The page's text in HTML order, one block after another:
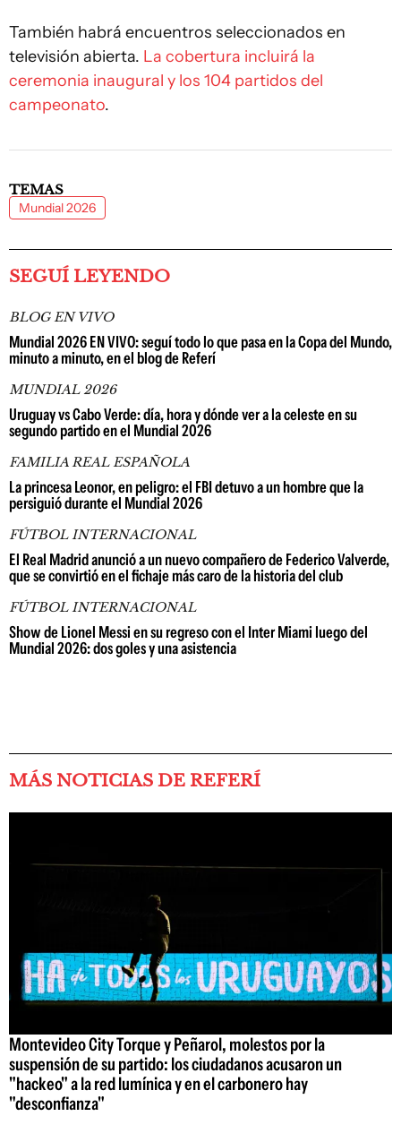
También habrá encuentros seleccionados en
televisión abierta. La cobertura incluirá la
ceremonia inaugural y los 104 partidos del
campeonato.
TEMAS
Mundial 2026
SEGUÍ LEYENDO
BLOG EN VIVO
Mundial 2026 EN VIVO: seguí todo lo que pasa en la Copa del Mundo,
minuto a minuto, en el blog de Referí
MUNDIAL 2026
Uruguay vs Cabo Verde: día, hora y dónde ver a la celeste en su
segundo partido en el Mundial 2026
FAMILIA REAL ESPAÑOLA
La princesa Leonor, en peligro: el FBI detuvo a un hombre que la
persiguió durante el Mundial 2026
FÚTBOL INTERNACIONAL
El Real Madrid anunció a un nuevo compañero de Federico Valverde,
que se convirtió en el fichaje más caro de la historia del club
FÚTBOL INTERNACIONAL
Show de Lionel Messi en su regreso con el Inter Miami luego del
Mundial 2026: dos goles y una asistencia
MÁS NOTICIAS DE REFERÍ
Montevideo City Torque y Peñarol, molestos por la
suspensión de su partido: los ciudadanos acusaron un
"hackeo" a la red lumínica y en el carbonero hay
"desconfianza"